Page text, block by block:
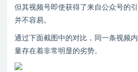
但其视频号即使获得了来自公众号的
并不容易。
通过下面截图中的对比，同一条视频
量存在着非常明显的劣势。